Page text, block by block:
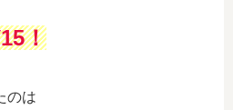
！
のは